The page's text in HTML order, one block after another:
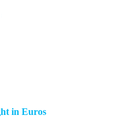
in Euros